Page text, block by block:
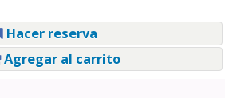
Hacer reserva
Agregar al carrito